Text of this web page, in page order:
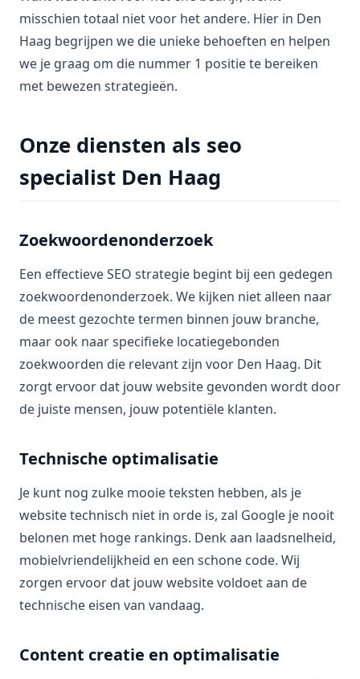
misschien totaal niet voor het andere. Hier in Den
Haag begrijpen we die unieke behoeften en helpen
we je graag om die nummer 1 positie te bereiken
met bewezen strategieën.
Onze diensten als seo
specialist Den Haag
Zoekwoordenonderzoek
Een effectieve SEO strategie begint bij een gedegen
zoekwoordenonderzoek. We kijken niet alleen naar
de meest gezochte termen binnen jouw branche,
maar ook naar specifieke locatiegebonden
zoekwoorden die relevant zijn voor Den Haag. Dit
zorgt ervoor dat jouw website gevonden wordt door
de juiste mensen, jouw potentiële klanten.
Technische optimalisatie
Je kunt nog zulke mooie teksten hebben, als je
website technisch niet in orde is, zal Google je nooit
belonen met hoge rankings. Denk aan laadsnelheid,
mobielvriendelijkheid en een schone code. Wij
zorgen ervoor dat jouw website voldoet aan de
technische eisen van vandaag.
Content creatie en optimalisatie